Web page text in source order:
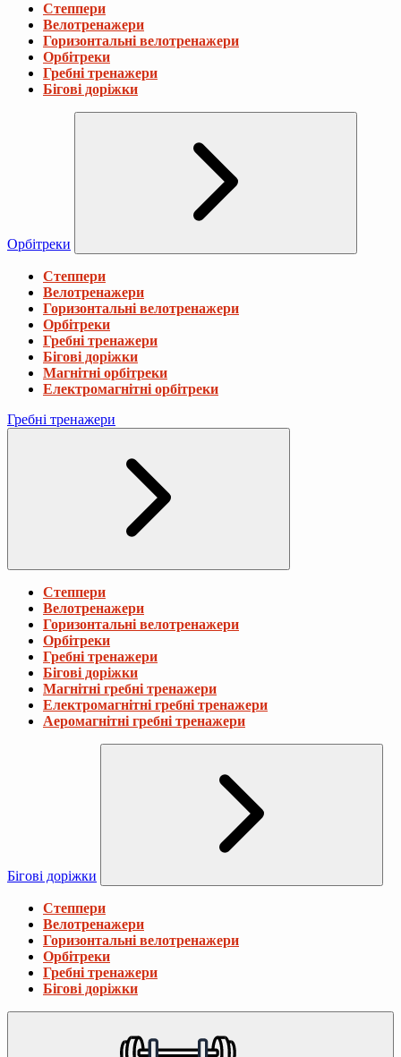
Степпери
Велотренажери
Горизонтальні велотренажери
Орбітреки
Гребні тренажери
Бігові доріжки
Орбітреки
Степпери
Велотренажери
Горизонтальні велотренажери
Орбітреки
Гребні тренажери
Бігові доріжки
Магнітні орбітреки
Електромагнітні орбітреки
Гребні тренажери
Степпери
Велотренажери
Горизонтальні велотренажери
Орбітреки
Гребні тренажери
Бігові доріжки
Магнітні гребні тренажери
Електромагнітні гребні тренажери
Аеромагнітні гребні тренажери
Бігові доріжки
Степпери
Велотренажери
Горизонтальні велотренажери
Орбітреки
Гребні тренажери
Бігові доріжки